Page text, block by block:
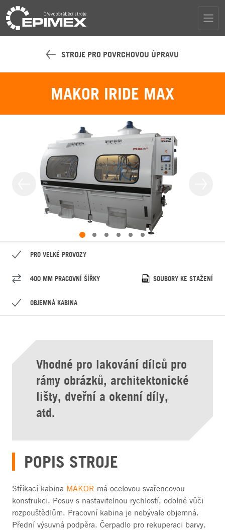
STROJE PRO POVRCHOVOU ÚPRAVU
MAKOR IRIDE MAX
PRO VELKÉ PROVOZY
400 MM PRACOVNÍ ŠÍŘKY
OBJEMNÁ KABINA
SOUBORY KE STAŽENÍ
Vhodné pro lakování dílců pro
rámy obrázků, architektonické
lišty, dveřní a okenní díly,
atd.
POPIS STROJE
Stříkací kabina MAKOR má ocelovou svařencovou
konstrukci. Posuv s nastavitelnou rychlostí, odolné vůči
rozpouštědlům. Pracovní kabina je nebývale objemná.
Přední výsuvná podpěra. Čerpadlo pro rekuperaci barvy.